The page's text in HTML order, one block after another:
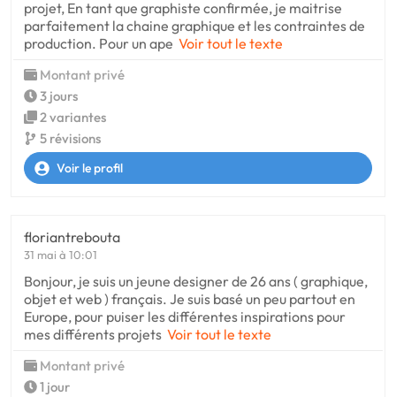
projet, En tant que graphiste confirmée, je maitrise
parfaitement la chaine graphique et les contraintes de
production. Pour un ape Voir tout le texte
Montant privé
3 jours
2 variantes
5 révisions
Voir le profil
floriantrebouta
31 mai à 10:01
Bonjour, je suis un jeune designer de 26 ans ( graphique,
objet et web ) français. Je suis basé un peu partout en
Europe, pour puiser les différentes inspirations pour
mes différents projets Voir tout le texte
Montant privé
1 jour